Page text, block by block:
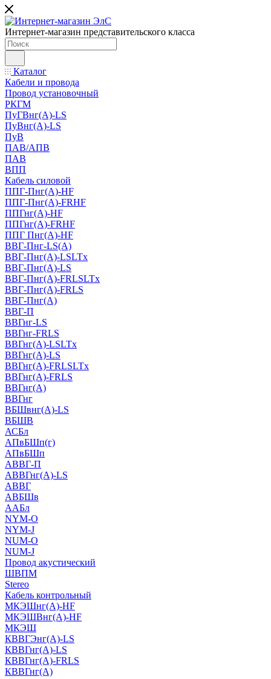
Интернет-магазин представительского класса
Каталог
Кабели и провода
Провод установочный
РКГМ
ПуГВнг(А)-LS
ПуВнг(А)-LS
ПуВ
ПАВ/АПВ
ПАВ
ВПП
Кабель силовой
ППГ-Пнг(А)-HF
ППГ-Пнг(А)-FRHF
ППГнг(А)-HF
ППГнг(А)-FRHF
ППГ Пнг(А)-HF
ВВГ-Пнг-LS(А)
ВВГ-Пнг(А)-LSLTx
ВВГ-Пнг(А)-LS
ВВГ-Пнг(А)-FRLSLTx
ВВГ-Пнг(А)-FRLS
ВВГ-Пнг(А)
ВВГ-П
ВВГнг-LS
ВВГнг-FRLS
ВВГнг(А)-LSLTx
ВВГнг(А)-LS
ВВГнг(А)-FRLSLTx
ВВГнг(А)-FRLS
ВВГнг(А)
ВВГнг
ВБШвнг(А)-LS
ВБШВ
АСБл
АПвБШп(г)
АПвБШп
АВВГ-П
АВВГнг(А)-LS
АВВГ
АВБШв
ААБл
NYM-O
NYM-J
NUM-О
NUM-J
Провод акустический
ШВПМ
Stereo
Кабель контрольный
МКЭШнг(A)-HF
МКЭШВнг(А)-HF
МКЭШ
КВВГЭнг(А)-LS
КВВГнг(А)-LS
КВВГнг(А)-FRLS
КВВГнг(А)